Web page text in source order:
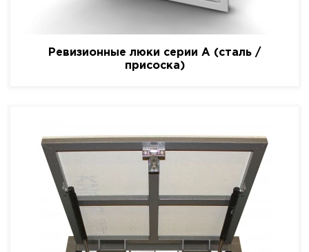
Ревизионные люки серии A (сталь /
присоска)